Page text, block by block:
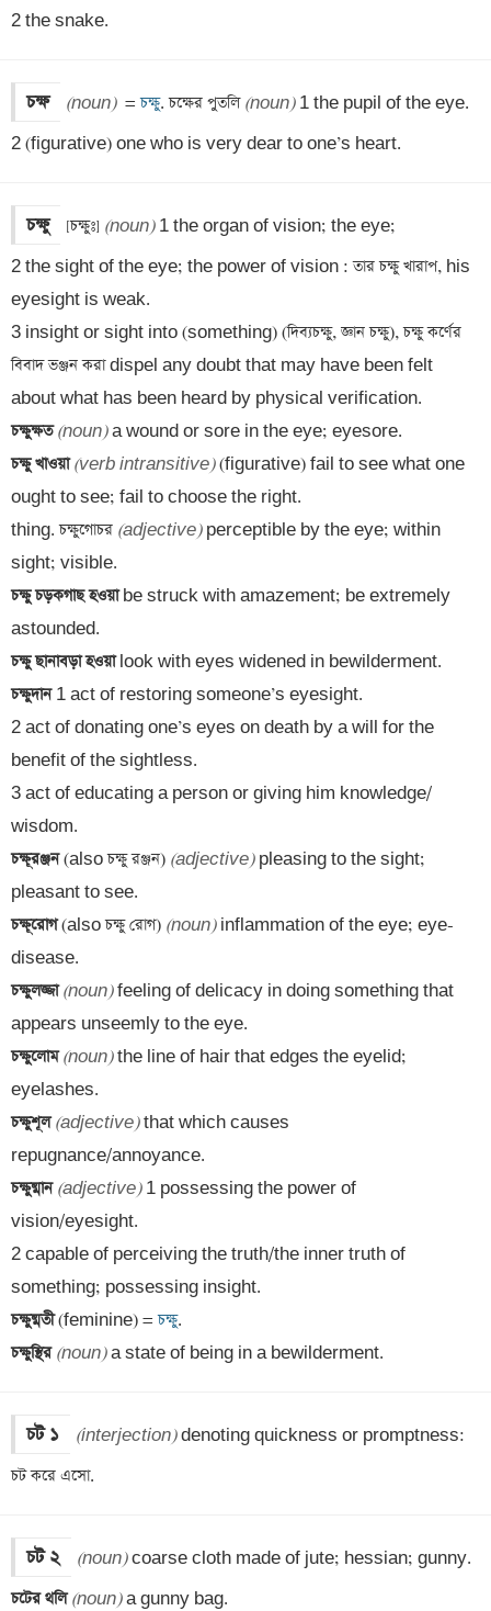
2 the snake.
চক্ষ (noun)
  =
চক্ষু. চক্ষের পুতলি (noun) 1 the pupil of the eye.
2 (figurative) one who is very dear to one’s heart.
চক্ষু [চক্ষুঃ] (noun) 1 the organ of vision; the eye;
2 the sight of the eye; the power of vision : তার চক্ষু খারাপ, his
eyesight is weak.
3 insight or sight into (something) (দিব্যচক্ষু, জ্ঞান চক্ষু), চক্ষু কর্ণের
বিবাদ ভঞ্জন করা dispel any doubt that may have been felt
চক্ষুক্ষত (noun)
চক্ষু খাওয়া (verb intransitive) (figurative) fail to see what one
ought to see; fail to choose the right.
thing. চক্ষুগোচর (adjective) perceptible by the eye; within
চক্ষু চড়কগাছ হওয়া be struck with amazement; be extremely
চক্ষু ছানাবড়া হওয়া
চক্ষুদান 1 act of restoring someone’s eyesight.
2 act of donating one’s eyes on death by a will for the
benefit of the sightless.
3 act of educating a person or giving him knowledge/
চক্ষূরঞ্জন (also চক্ষু রঞ্জন) (adjective) pleasing to the sight;
চক্ষূরোগ (also চক্ষু রোগ) (noun) inflammation of the eye; eye-
চক্ষুলজ্জা (noun) feeling of delicacy in doing something that
চক্ষুলোম (noun) the line of hair that edges the eyelid;
চক্ষুশূল (adjective) that which causes
চক্ষুষ্মান (adjective) 1 possessing the power of
vision/eyesight.
2 capable of perceiving the truth/the inner truth of
চক্ষুষ্মতী (feminine) = চক্ষু
চক্ষুস্থির (noun) a state of being in a bewilderment.
চট ১ (interjection) denoting quickness or promptness:
চট করে এসো.
চট ২ (noun)
চটের থলি (noun) a gunny bag.